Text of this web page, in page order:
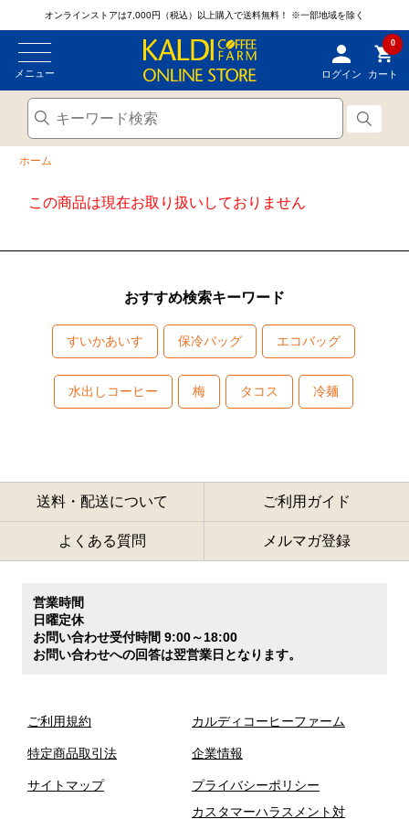
オンラインストアは7,000円（税込）以上購入で送料無料！ ※一部地域を除く
メニュー ログイン
0
カート
ホーム
この商品は現在お取り扱いしておりません
おすすめ検索キーワード
すいかあいす 保冷バッグ エコバッグ
水出しコーヒー 梅 タコス 冷麺
送料・配送について ご利用ガイド
よくある質問 メルマガ登録
営業時間
日曜定休
お問い合わせ受付時間 9:00～18:00
お問い合わせへの回答は翌営業日となります。
ご利用規約
特定商品取引法
サイトマップ
カルディコーヒーファーム
企業情報
プライバシーポリシー
カスタマーハラスメント対